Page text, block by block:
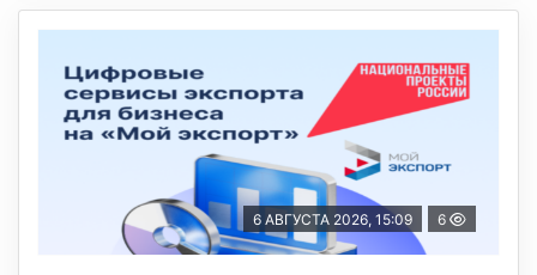
6 АВГУСТА 2026, 15:09 6